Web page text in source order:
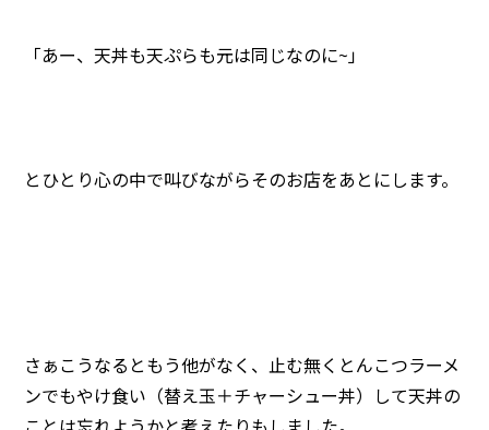
「あー、天丼も天ぷらも元は同じなのに~」
とひとり心の中で叫びながらそのお店をあとにします。
さぁこうなるともう他がなく、止む無くとんこつラーメ
ンでもやけ食い（替え玉＋チャーシュー丼）して天丼の